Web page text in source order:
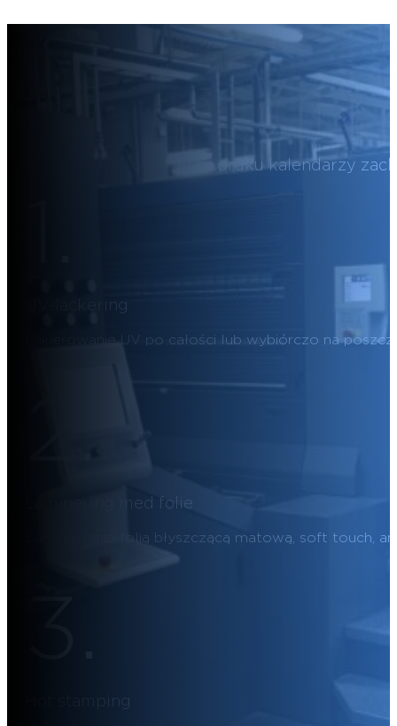
Przy druku kalendarzy
UV-lackering
Lakierowanie UV po całości lub wybiórczo na
Laminering med folie
Laminowanie folią błyszczącą matową, soft touch,
Hot stamping